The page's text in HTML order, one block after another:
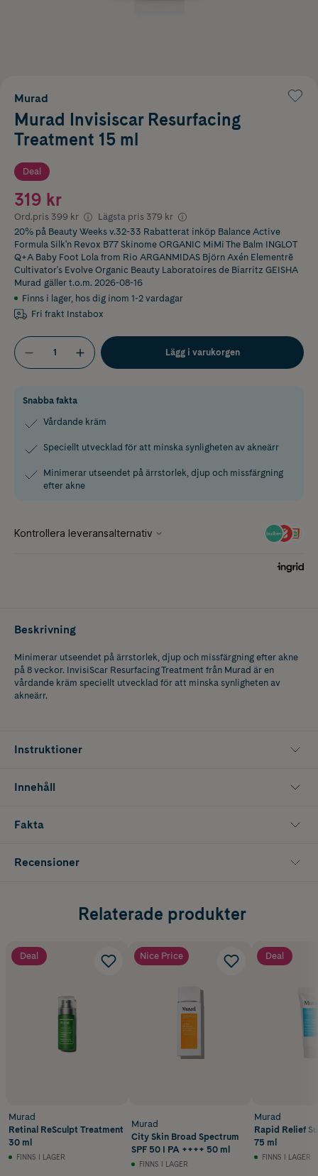
Murad
Murad Invisiscar Resurfacing
Treatment 15 ml
Deal
319 kr
Ord.pris 399 kr Lägsta pris 379 kr
20% på Beauty Weeks v.32-33 Rabatterat inköp Balance Active
Formula Silk'n Revox B77 Skinome ORGANIC MiMi The Balm INGLOT
Q+A Baby Foot Lola from Rio ARGANMIDAS Björn Axén Elementrē
Cultivator's Evolve Organic Beauty Laboratoires de Biarritz GEISHA
Murad gäller t.o.m. 2026-08-16
Finns i lager, hos dig inom 1-2 vardagar
Fri frakt Instabox
Lägg i varukorgen
Snabba fakta
Vårdande kräm
Speciellt utvecklad för att minska synligheten av akneärr
Minimerar utseendet på ärrstorlek, djup och missfärgning
efter akne
Beskrivning
Minimerar utseendet på ärrstorlek, djup och missfärgning efter akne
på 8 veckor. InvisiScar Resurfacing Treatment från Murad är en
vårdande kräm speciellt utvecklad för att minska synligheten av
akneärr.
Instruktioner
Innehåll
Fakta
Recensioner
Relaterade produkter
Deal
Murad
Retinal ReSculpt Treatment
30 ml
FINNS I LAGER
Nice Price
Murad
City Skin Broad Spectrum
SPF 50 I PA ++++ 50 ml
FINNS I LAGER
Deal
Murad
Rapid Relief
75 ml
FINNS I LAGER